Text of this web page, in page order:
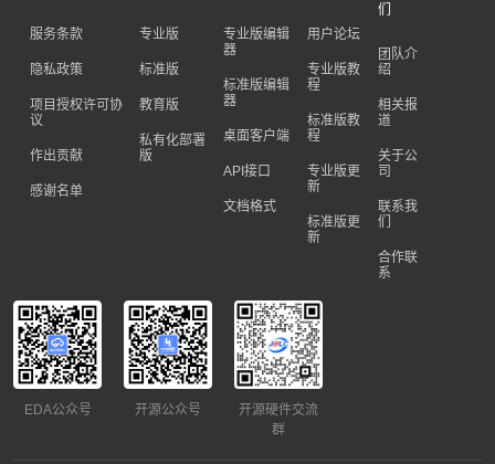
服务条款
隐私政策
项目授权许可协
议
作出贡献
感谢名单
专业版
标准版
教育版
私有化部署
版
专业版编辑
器
标准版编辑
器
桌面客户端
API接口
文档格式
用户论坛
专业版教
程
标准版教
程
专业版更
新
标准版更
新
们
团队介
绍
相关报
道
关于公
司
联系我
们
合作联
系
EDA公众号 开源公众号
开源硬件交流
群